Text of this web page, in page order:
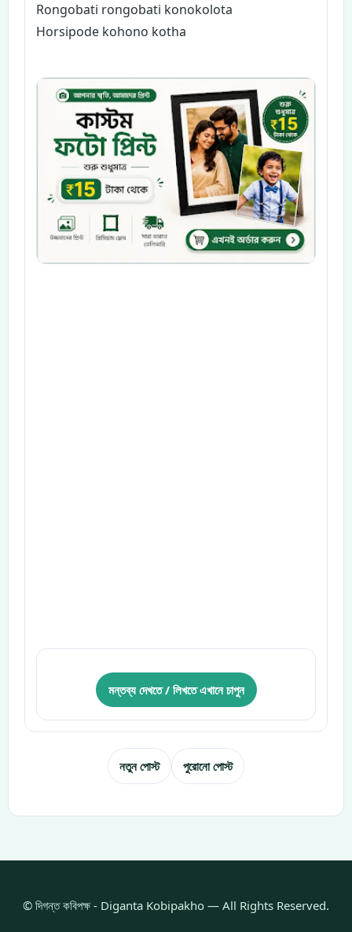
Rongobati rongobati konokolota
Horsipode kohono kotha
মন্তব্য দেখতে / লিখতে এখানে চাপুন
নতুন পোস্ট পুরোনো পোস্ট
© দিগন্ত কবিপক্ষ - Diganta Kobipakho — All Rights Reserved.